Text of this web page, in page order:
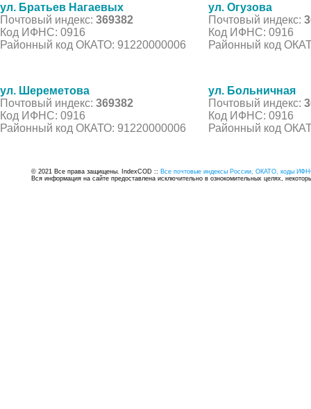
ул. Братьев Нагаевых
Почтовый индекс: 369382
Код ИФНС: 0916
Районный код ОКАТО: 91220000006
ул. Огузова
Почтовый индекс:
Код ИФНС: 0916
Районный код
ул. Шереметова
Почтовый индекс: 369382
Код ИФНС: 0916
Районный код ОКАТО: 91220000006
ул. Больничная
Почтовый индекс:
Код ИФНС: 0916
Районный код
© 2021 Все права защищены. IndexCOD :: Все почтовые индексы России, ОКАТО, коды
Вся информация на сайте предоставлена исключительно в ознокомительных целях,